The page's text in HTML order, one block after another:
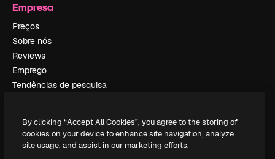
Empresa
Preços
Sobre nós
Reviews
Emprego
Tendências de pesquisa
Slidesgo
Vender conteúdo
By clicking “Accept All Cookies”, you agree to the storing of
cookies on your device to enhance site navigation, analyze
site usage, and assist in our marketing efforts.